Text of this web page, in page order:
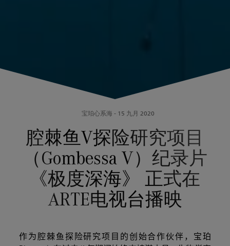
宝珀心系海 - 15 九月 2020
腔棘鱼V探险研究项目
（Gombessa V）纪录片
《极度深海》 正式在
ARTE电视台播映
作为腔棘鱼探险研究项目的创始合作伙伴，宝珀